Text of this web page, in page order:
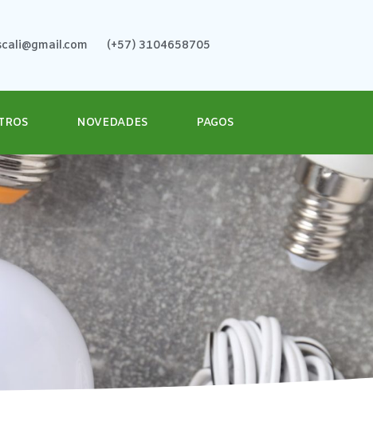
(+57) 3104658705
NOVEDADES PAGOS